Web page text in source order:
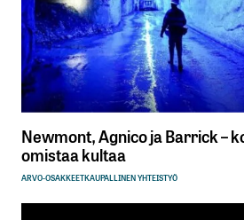
Newmont, Agnico ja Barrick –
omistaa kultaa
ARVO-OSAKKEETKAUPALLINEN YHTEISTYÖ